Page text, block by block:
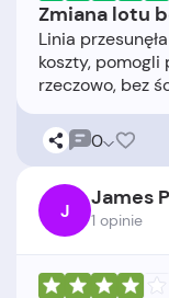
Zmiana lotu
Linia
koszty, pomogli
0
J James
1 opinie